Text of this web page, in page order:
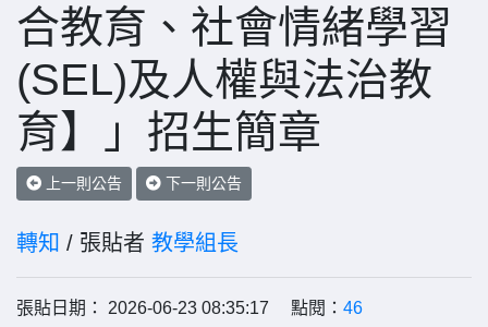
合教育、社會情緒學習
(SEL)及人權與法治教
育】」招生簡章
上一則公告 下一則公告
轉知 / 張貼者 教學組長
張貼日期： 2026-06-23 08:35:17 點閱： 46